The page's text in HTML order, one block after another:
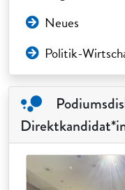
Neues
Politik-